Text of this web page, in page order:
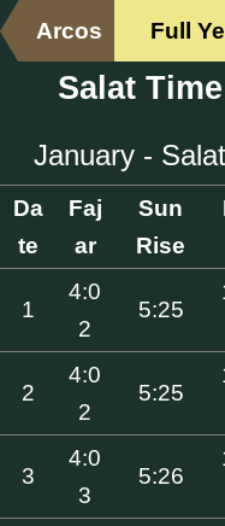
Arcos Full
Salat
January -
Da
te
Faj
ar
Sun
Rise
1
4:0
2
5:25
2
4:0
2
5:25
3
4:0
3
5:26